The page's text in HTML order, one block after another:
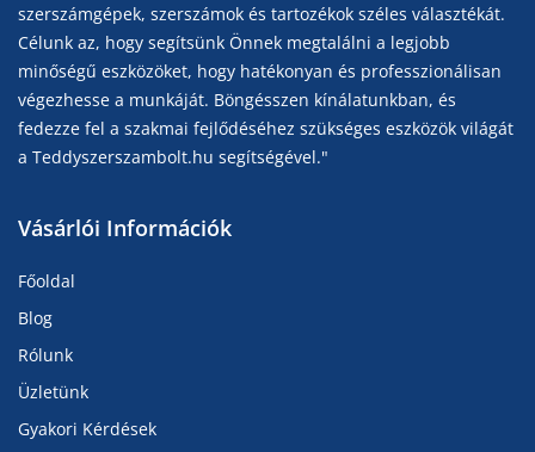
szerszámgépek, szerszámok és tartozékok széles választékát.
Célunk az, hogy segítsünk Önnek megtalálni a legjobb
minőségű eszközöket, hogy hatékonyan és professzionálisan
végezhesse a munkáját. Böngésszen kínálatunkban, és
fedezze fel a szakmai fejlődéséhez szükséges eszközök világát
a Teddyszerszambolt.hu segítségével."
Vásárlói Információk
Főoldal
Blog
Rólunk
Üzletünk
Gyakori Kérdések